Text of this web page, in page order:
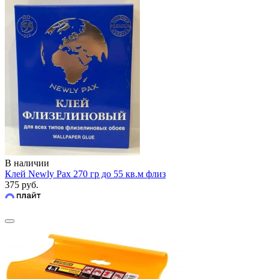
В наличии
Клей Newly Pax 270 гр до 55 кв.м флиз
375 руб.